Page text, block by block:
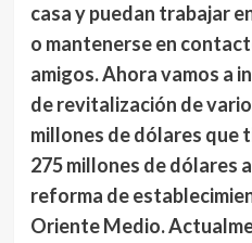
casa y puedan trabajar
o mantenerse en
amigos. Ahora vamos a
de revitalización de
millones de dólares que
275 millones de dólares
reforma de
Oriente Medio.